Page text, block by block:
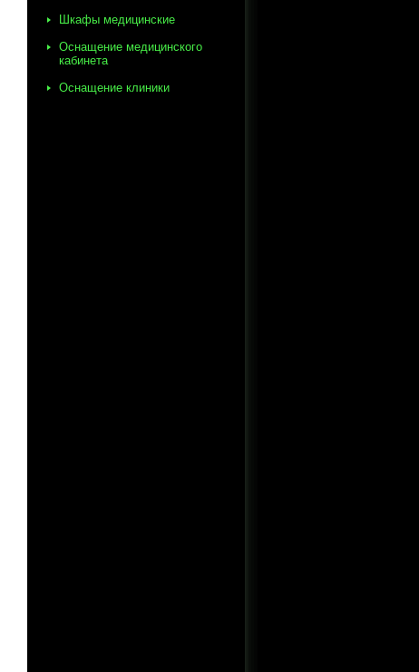
Шкафы медицинские
Оснащение медицинского
кабинета
Оснащение клиники